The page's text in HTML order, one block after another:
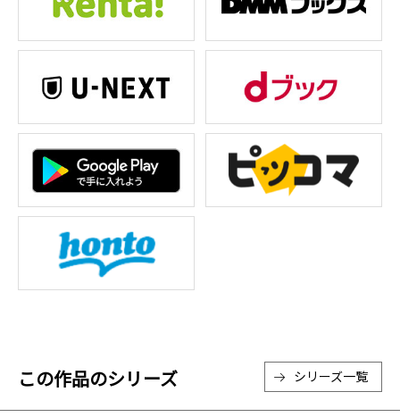
この作品のシリーズ シリーズ一覧